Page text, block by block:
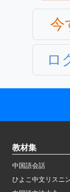
今
ロ
教材集
中国語会話
ひよこ中文リスニ